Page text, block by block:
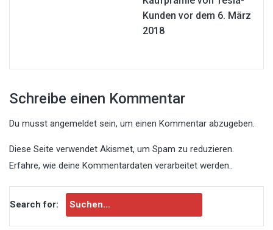
Kunden vor dem 6. März
2018
Schreibe einen Kommentar
Du musst angemeldet sein, um einen Kommentar abzugeben.
Diese Seite verwendet Akismet, um Spam zu reduzieren.
Erfahre, wie deine Kommentardaten verarbeitet werden..
Search for: